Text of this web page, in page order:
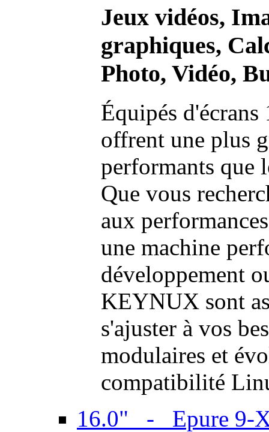
Jeux vidéos,
graphiques,
Photo, Vidéo,
Équipés
offrent une plus
performants que
Que vous
aux
une machine
développement
KEYNUX sont
s'ajuster à vos
modulaires et
compatibilité
16.0" - Epure 9-